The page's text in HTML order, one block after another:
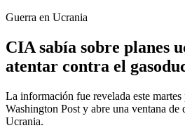
Guerra en Ucrania
CIA sabía sobre planes
atentar contra el
La información fue revelada este
Washington Post y abre una ventana de
Ucrania.